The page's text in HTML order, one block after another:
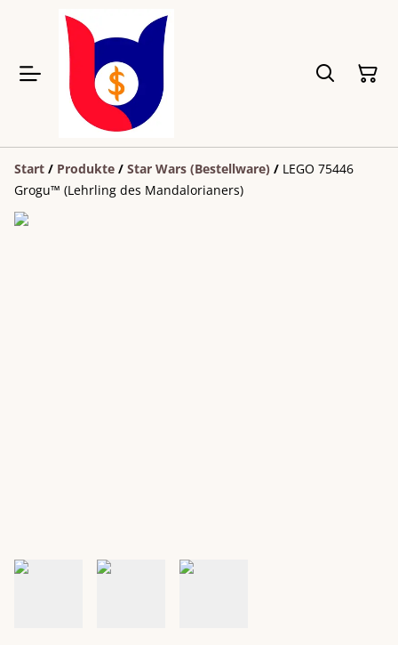
Start / Produkte / Star Wars (Bestellware) / LEGO 75446
Grogu™ (Lehrling des Mandalorianers)